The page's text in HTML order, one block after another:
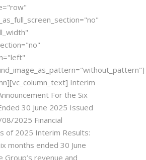
Interim
For the Six
30 June 2025 Issued
2025 Financial
of 2025 Interim Results:
months ended 30 June
Group’s revenue and